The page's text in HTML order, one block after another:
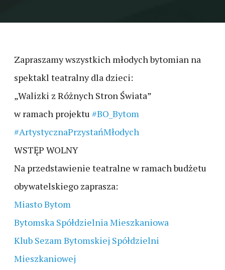
Zapraszamy wszystkich młodych bytomian na
spektakl teatralny dla dzieci:
„Walizki z Różnych Stron Świata”
w ramach projektu #BO_Bytom
#ArtystycznaPrzystańMłodych
WSTĘP WOLNY
Na przedstawienie teatralne w ramach budżetu
obywatelskiego zaprasza:
Miasto Bytom
Bytomska Spółdzielnia Mieszkaniowa
Klub Sezam Bytomskiej Spółdzielni
Mieszkaniowej